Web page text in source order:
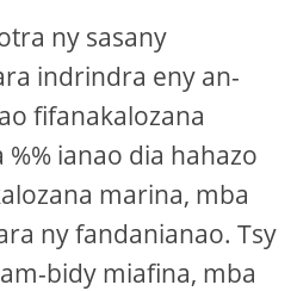
ny sasany
indrindra eny an-
fifanakalozana
ianao dia hahazo
marina, mba
ny fandanianao. Tsy
bidy miafina, mba